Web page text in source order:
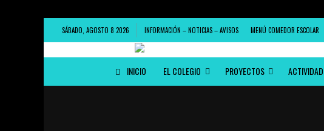
SÁBADO, AGOSTO 8 2026 INFORMACIÓN – NOTICIAS – AVISOS MENÚ COMEDOR ESCOLAR
INICIO EL COLEGIO PROYECTOS